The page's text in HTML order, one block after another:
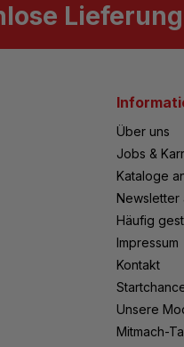
Lieferung
Über uns
Jobs &
Kataloge
Newsletter
Häufig
Impressum
Kontakt
Unsere
Mitmach-